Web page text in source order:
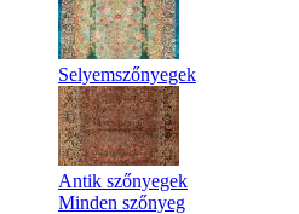
Selyemszőnyegek
Antik szőnyegek
Minden szőnyeg